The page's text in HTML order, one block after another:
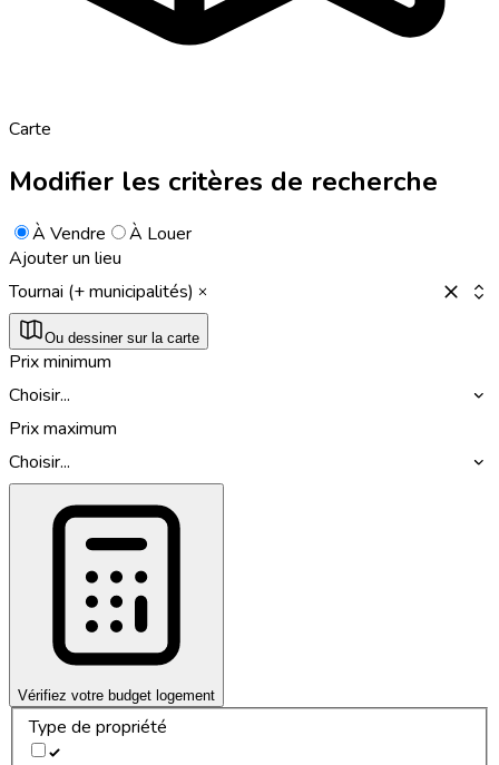
Carte
Modifier les critères de recherche
À Vendre
À Louer
Ajouter un lieu
Tournai (+ municipalités)
Ou dessiner sur la carte
Prix minimum
Choisir...
Prix maximum
Choisir...
Vérifiez votre budget logement
Type de propriété